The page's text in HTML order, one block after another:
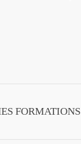
FORMATIONS